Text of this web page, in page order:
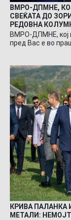
ВМРО-ДПМНЕ,
СВЕЌАТА ДО
РЕДОВНА
ВМРО-ДПМНЕ, кој
пред Вас е во
КРИВА ПАЛАНКА
МЕТАЛИ: